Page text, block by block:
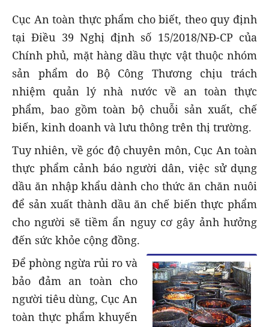
Cục An toàn thực phẩm cho biết, theo quy định
tại Điều 39 Nghị định số 15/2018/NĐ-CP của
Chính phủ, mặt hàng dầu thực vật thuộc nhóm
sản phẩm do Bộ Công Thương chịu trách
nhiệm quản lý nhà nước về an toàn thực
phẩm, bao gồm toàn bộ chuỗi sản xuất, chế
biến, kinh doanh và lưu thông trên thị trường.
Tuy nhiên, về góc độ chuyên môn, Cục An toàn
thực phẩm cảnh báo người dân, việc sử dụng
dầu ăn nhập khẩu dành cho thức ăn chăn nuôi
để sản xuất thành dầu ăn chế biến thực phẩm
cho người sẽ tiềm ẩn nguy cơ gây ảnh hưởng
đến sức khỏe cộng đồng.
Để phòng ngừa rủi ro và
bảo đảm an toàn cho
người tiêu dùng, Cục An
toàn thực phẩm khuyến